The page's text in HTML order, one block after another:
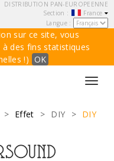
DISTRIBUTION PAN-EUROPEENNE
Section :
France
Langue :
sur ce site, vous
des fins statistiques
!) OK
> Effet > DIY > DIY